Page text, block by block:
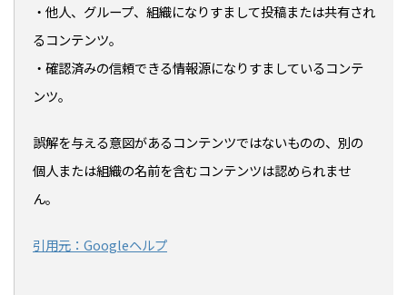
・他人、グループ、組織になりすまして投稿または共有され
るコンテンツ。
・確認済みの信頼できる情報源になりすましているコンテ
ンツ。
誤解を与える意図があるコンテンツではないものの、別の
個人または組織の名前を含むコンテンツは認められませ
ん。
引用元：Googleヘルプ